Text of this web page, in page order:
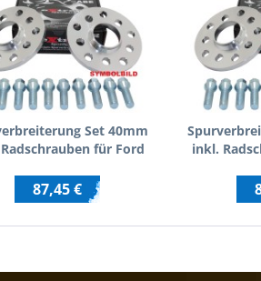
Set 40mm
für Ford
87,45 €
inkl.